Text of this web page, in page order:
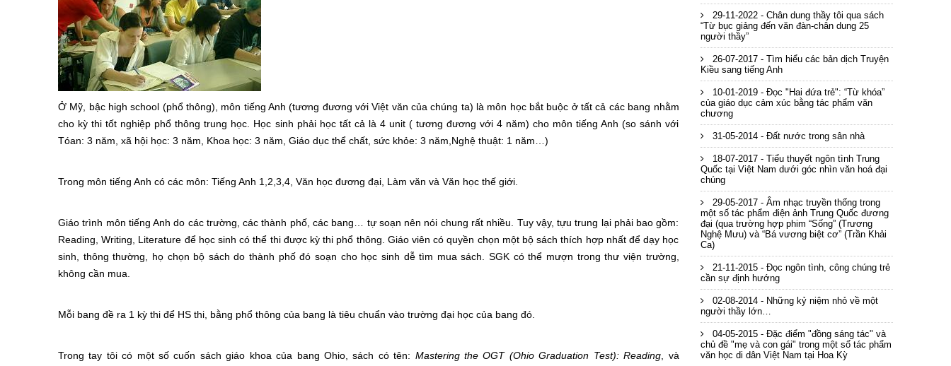
Ở Mỹ, bậc high school (phổ thông), môn tiếng Anh (tương đương với Việt văn của chúng ta) là môn học bắt buộc ở tất cả các bang nhằm
cho kỳ thi tốt nghiệp phổ thông trung học. Học sinh phải học tất cả là 4 unit ( tương đương với 4 năm) cho môn tiếng Anh (so sánh với
Tóan: 3 năm, xã hội học: 3 năm, Khoa học: 3 năm, Giáo dục thể chất, sức khỏe: 3 năm,Nghệ thuật: 1 năm…)
Trong môn tiếng Anh có các môn: Tiếng Anh 1,2,3,4, Văn học đương đại, Làm văn và Văn học thế giới.
Giáo trình môn tiếng Anh do các trường, các thành phố, các bang… tự soạn nên nói chung rất nhiều. Tuy vậy, tựu trung lại phải bao gồm:
Reading, Writing, Literature để học sinh có thể thi được kỳ thi phổ thông. Giáo viên có quyền chọn một bộ sách thích hợp nhất để dạy học
sinh, thông thường, họ chọn bộ sách do thành phố đó soạn cho học sinh dễ tìm mua sách. SGK có thể mượn trong thư viện trường,
không cần mua.
Mỗi bang đề ra 1 kỳ thi để HS thi, bằng phổ thông của bang là tiêu chuẩn vào trường đại học của bang đó.
Trong tay tôi có một số cuốn sách giáo khoa của bang Ohio, sách có tên: Mastering the OGT (Ohio Graduation Test): Reading , và
29-11-2022 - Chân dung thầy tôi qua sách
“Từ bục giảng đến văn đàn-chân dung 25
người thầy”
26-07-2017 - Tìm hiểu các bản dịch Truyện
Kiều sang tiếng Anh
10-01-2019 - Đọc "Hai đứa trẻ": “Từ khóa”
của giáo dục cảm xúc bằng tác phẩm văn
chương
31-05-2014 - Đất nước trong sân nhà
18-07-2017 - Tiểu thuyết ngôn tình Trung
Quốc tại Việt Nam dưới góc nhìn văn hoá đại
chúng
29-05-2017 - Âm nhạc truyền thống trong
một số tác phẩm điện ảnh Trung Quốc đương
đại (qua trường hợp phim “Sống” (Trương
Nghệ Mưu) và “Bá vương biệt cơ” (Trần Khải
Ca)
21-11-2015 - Đọc ngôn tình, công chúng trẻ
cần sự định hướng
02-08-2014 - Những kỷ niệm nhỏ về một
người thầy lớn…
04-05-2015 - Đặc điểm "đồng sáng tác" và
chủ đề "mẹ và con gái" trong một số tác phẩm
văn học di dân Việt Nam tại Hoa Kỳ